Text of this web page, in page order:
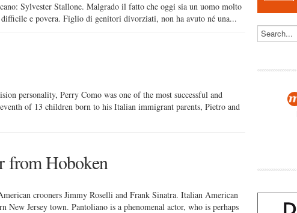
Sylvester Stallone. Malgrado il fatto che oggi sia un uomo molto
e povera. Figlio di genitori divorziati, non ha avuto né una...
personality, Perry Como was one of the most successful and
of 13 children born to his Italian immigrant parents, Pietro and
from Hoboken
crooners Jimmy Roselli and Frank Sinatra. Italian American
New Jersey town. Pantoliano is a phenomenal actor, who is perhaps